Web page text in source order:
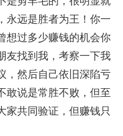
永远是胜者为王！你一
想过多少赚钱的机会你
友找到我，考察一下我
，然后自己依旧深陷亏
敢说是常胜不败，但至
家共同验证，但赚钱只